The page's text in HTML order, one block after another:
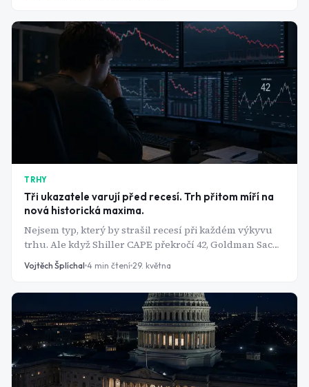
TRHY
Tři ukazatele varují před recesí. Trh přitom míří na
nová historická maxima.
Nejsem typ, který by strašil recesí při každém výkyvu
trhu. Ale když Shiller CAPE překročí 42, Goldman Sachs
zvedne pravděpodobnost recese na 30 % a výnosová
křivka se normalizuje po dvou letech inverze -
znamená pro moje portfolio.
Vojtěch Šplíchal 4 min čtení 29. května